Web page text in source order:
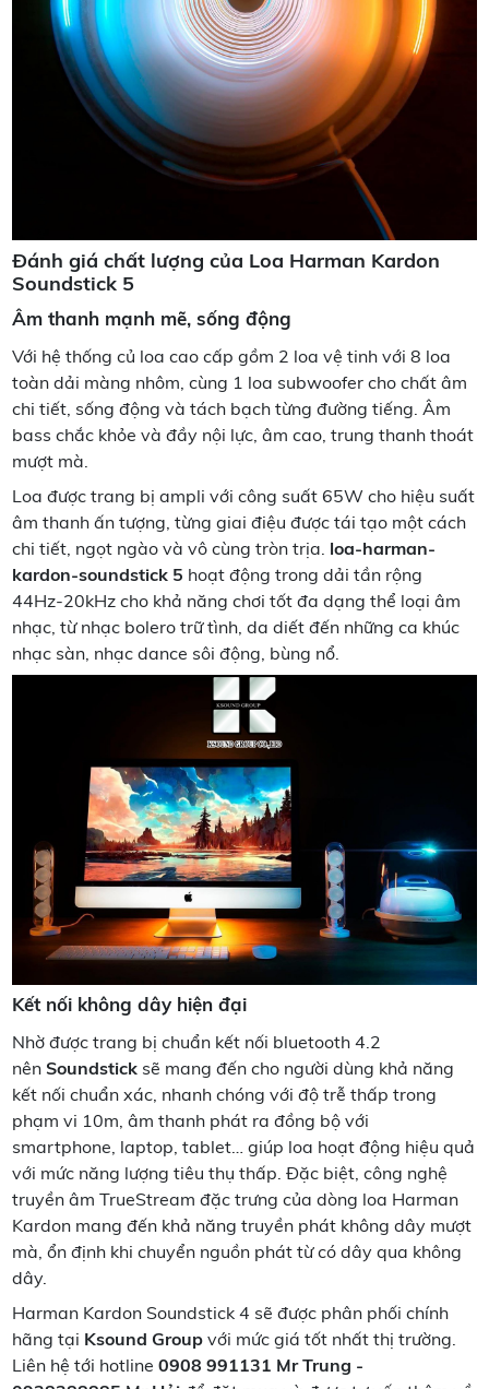
Đánh giá chất lượng của Loa Harman Kardon
Soundstick 5
Âm thanh mạnh mẽ, sống động
Với hệ thống củ loa cao cấp gồm 2 loa vệ tinh với 8 loa
toàn dải màng nhôm, cùng 1 loa subwoofer cho chất âm
chi tiết, sống động và tách bạch từng đường tiếng. Âm
bass chắc khỏe và đầy nội lực, âm cao, trung thanh thoát
mượt mà.
Loa được trang bị ampli với công suất 65W cho hiệu suất
âm thanh ấn tượng, từng giai điệu được tái tạo một cách
chi tiết, ngọt ngào và vô cùng tròn trịa. loa-harman-
kardon-soundstick 5 hoạt động trong dải tần rộng
44Hz-20kHz cho khả năng chơi tốt đa dạng thể loại âm
nhạc, từ nhạc bolero trữ tình, da diết đến những ca khúc
nhạc sàn, nhạc dance sôi động, bùng nổ.
Kết nối không dây hiện đại
Nhờ được trang bị chuẩn kết nối bluetooth 4.2
nênSoundstick sẽ mang đến cho người dùng khả năng
kết nối chuẩn xác, nhanh chóng với độ trễ thấp trong
phạm vi 10m, âm thanh phát ra đồng bộ với
smartphone, laptop, tablet… giúp loa hoạt động hiệu quả
với mức năng lượng tiêu thụ thấp. Đặc biệt, công nghệ
truyền âm TrueStream đặc trưng của dòng loa Harman
Kardon mang đến khả năng truyền phát không dây mượt
mà, ổn định khi chuyển nguồn phát từ có dây qua không
dây.
Harman Kardon Soundstick 4 sẽ được phân phối chính
hãng tại Ksound Group với mức giá tốt nhất thị trường.
Liên hệ tới hotline0908 991131 Mr Trung -